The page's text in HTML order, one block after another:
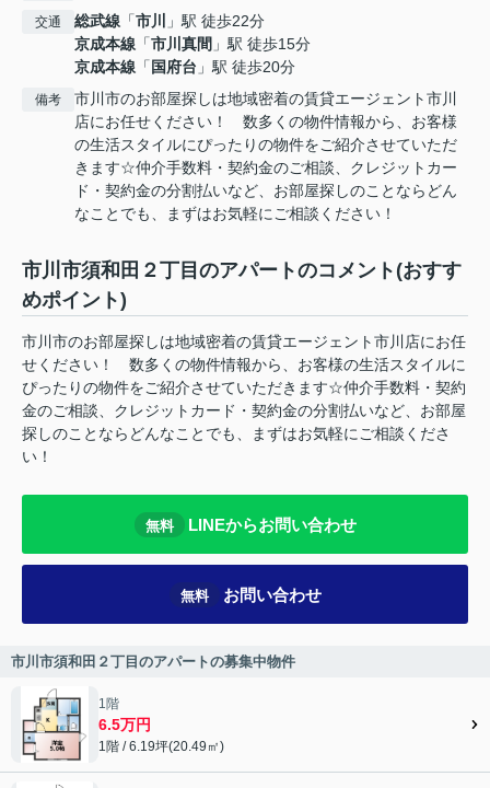
交通 総武線 「市川
」駅 徒歩22分
京成本線 「市川真間 」駅 徒歩15分
京成本線 「 国府台 」駅 徒歩20分
備考
市川市のお部屋探しは地域密着の賃貸エージェント市川
店にお任せください！ 数多くの物件情報から、お客様
の生活スタイルにぴったりの物件をご紹介させていただ
きます☆仲介手数料・契約金のご相談、クレジットカー
ド・契約金の分割払いなど、お部屋探しのことならどん
なことでも、まずはお気軽にご相談ください！
市川市須和田２丁目のアパートのコメント(おすす
めポイント)
市川市のお部屋探しは地域密着の賃貸エージェント市川店にお任
せください！ 数多くの物件情報から、お客様の生活スタイルに
ぴったりの物件をご紹介させていただきます☆仲介手数料・契約
金のご相談、クレジットカード・契約金の分割払いなど、お部屋
探しのことならどんなことでも、まずはお気軽にご相談くださ
い！
無料 LINEからお問い合わせ
無料 お問い合わせ
市川市須和田２丁目のアパートの募集中物件
1階
6.5万円
1階 / 6.19坪(20.49㎡)